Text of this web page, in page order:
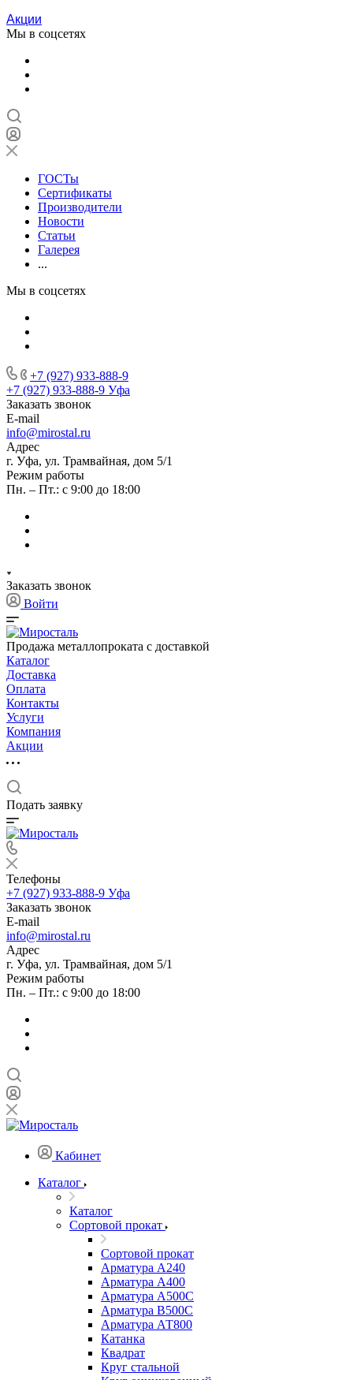
Акции
Мы в соцсетях
ГОСТы
Сертификаты
Производители
Новости
Статьи
Галерея
...
Мы в соцсетях
+7 (927) 933-888-9
+7 (927) 933-888-9 Уфа
Заказать звонок
E-mail
info@mirostal.ru
Адрес
г. Уфа, ул. Трамвайная, дом 5/1
Режим работы
Пн. – Пт.: с 9:00 до 18:00
Заказать звонок
Войти
Продажа металлопроката с доставкой
Каталог
Доставка
Оплата
Контакты
Услуги
Компания
Акции
Подать заявку
Телефоны
+7 (927) 933-888-9 Уфа
Заказать звонок
E-mail
info@mirostal.ru
Адрес
г. Уфа, ул. Трамвайная, дом 5/1
Режим работы
Пн. – Пт.: с 9:00 до 18:00
Кабинет
Каталог
Каталог
Сортовой прокат
Сортовой прокат
Арматура А240
Арматура А400
Арматура А500C
Арматура В500С
Арматура АТ800
Катанка
Квадрат
Круг стальной